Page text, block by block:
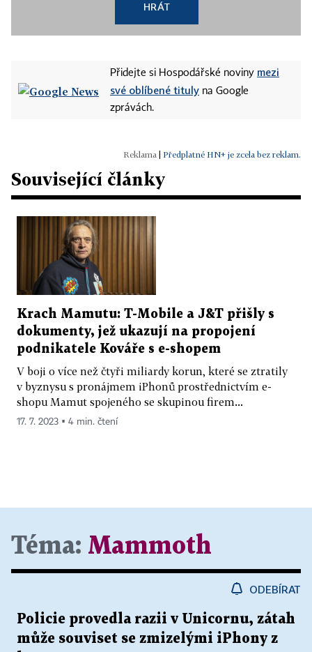
HRÁT
Přidejte si Hospodářské noviny mezi
své oblíbené tituly na Google
zprávách.
Předplatné HN+ je zcela bez reklam.
Související články
Krach Mamutu: T-Mobile a J&T přišly s
dokumenty, jež ukazují na propojení
podnikatele Kováře s e-shopem
V boji o více než čtyři miliardy korun, které se ztratily
v byznysu s pronájmem iPhonů prostřednictvím e-
shopu Mamut spojeného se skupinou firem...
17. 7. 2023 ▪ 4 min. čtení
Téma: Mammoth
ODEBÍRAT
Policie provedla razii v Unicornu, zátah
může souviset se zmizelými iPhony z